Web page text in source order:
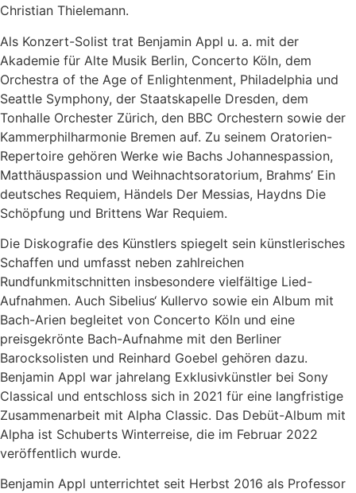
Christian Thielemann.
Als Konzert-Solist trat Benjamin Appl u. a. mit der
Akademie für Alte Musik Berlin, Concerto Köln, dem
Orchestra of the Age of Enlightenment, Philadelphia und
Seattle Symphony, der Staatskapelle Dresden, dem
Tonhalle Orchester Zürich, den BBC Orchestern sowie der
Kammerphilharmonie Bremen auf. Zu seinem Oratorien-
Repertoire gehören Werke wie Bachs Johannespassion,
Matthäuspassion und Weihnachtsoratorium, Brahms’ Ein
deutsches Requiem, Händels Der Messias, Haydns Die
Schöpfung und Brittens War Requiem.
Die Diskografie des Künstlers spiegelt sein künstlerisches
Schaffen und umfasst neben zahlreichen
Rundfunkmitschnitten insbesondere vielfältige Lied-
Aufnahmen. Auch Sibelius‘ Kullervo sowie ein Album mit
Bach-Arien begleitet von Concerto Köln und eine
preisgekrönte Bach-Aufnahme mit den Berliner
Barocksolisten und Reinhard Goebel gehören dazu.
Benjamin Appl war jahrelang Exklusivkünstler bei Sony
Classical und entschloss sich in 2021 für eine langfristige
Zusammenarbeit mit Alpha Classic. Das Debüt-Album mit
Alpha ist Schuberts Winterreise, die im Februar 2022
veröffentlich wurde.
Benjamin Appl unterrichtet seit Herbst 2016 als Professor